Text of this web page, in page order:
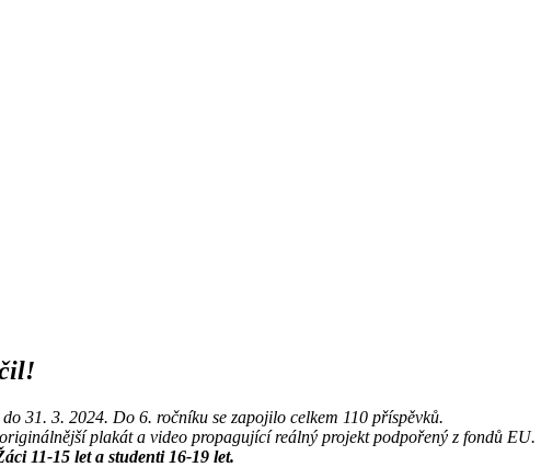
31. 3. 2024. Do 6. ročníku se zapojilo celkem 110 příspěvků.
plakát a video propagující reálný projekt podpořený z fondů EU.
11-15 let a studenti 16-19 let.